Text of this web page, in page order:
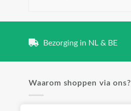
Bezorging in NL & BE
Waarom shoppen via ons?